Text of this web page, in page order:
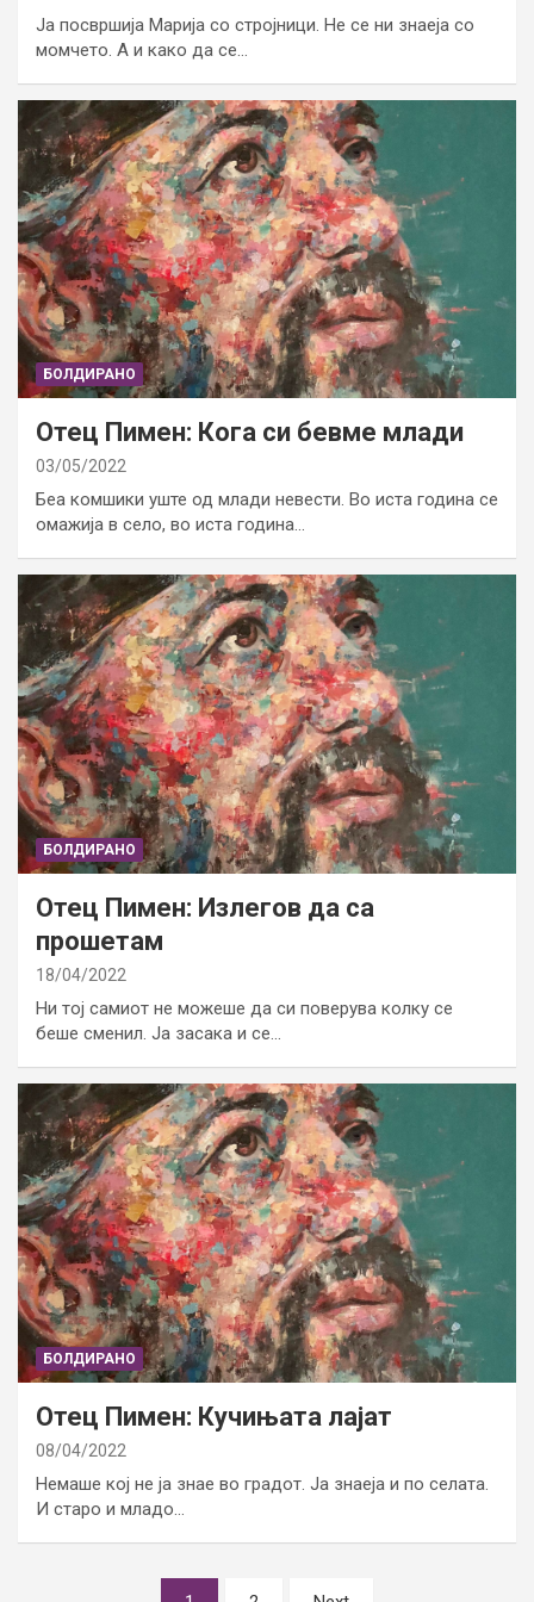
Ја посвршија Марија со стројници. Не се ни знаеја со
момчето. А и како да се…
БОЛДИРАНО
Отец Пимен: Кога си бевме млади
03/05/2022
Беа комшики уште од млади невести. Во иста година се
омажија в село, во иста година…
БОЛДИРАНО
Отец Пимен: Излегов да са
прошетам
18/04/2022
Ни тој самиот не можеше да си поверува колку се
беше сменил. Ја засака и се…
БОЛДИРАНО
Отец Пимен: Кучињата лајат
08/04/2022
Немаше кој не ја знае во градот. Ја знаеја и по селата.
И старо и младо…